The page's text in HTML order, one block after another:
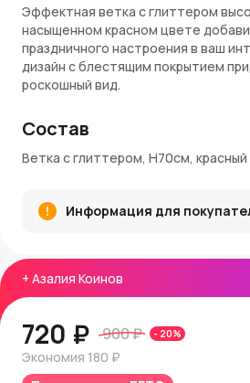
+ Азалия Коинов
720 ₽ 900 ₽ - 20%
Экономия 180 ₽
Эффектная ветка с глиттером
насыщенном красном цвете
праздничного настроения в ваш
дизайн с блестящим покрытием
роскошный вид.
Цвет: Красный с глиттерным
качества.
Декор: Глиттерное покрытие.
Яркий акцент
: Насыщенный
сочетается с золотыми и
украшения ёлок, венков,
Долговечность
сохранение декоративных
Состав
Ветка с глиттером, H70см, красный
Информация для